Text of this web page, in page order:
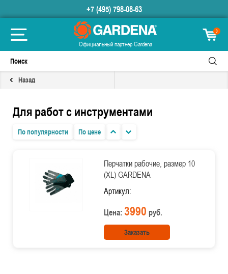
+7 (495) 798-08-63
Официальный партнёр Gardena
0
Назад
Для работ с инструментами
По популярности По цене
Перчатки рабочие, размер 10
(XL) GARDENA
Артикул:
Цена: 3990 руб.
Заказать